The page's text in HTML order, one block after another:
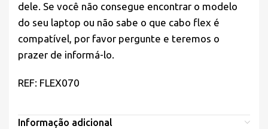
dele. Se você não consegue encontrar o modelo
do seu laptop ou não sabe o que cabo flex é
compatível, por favor pergunte e teremos o
prazer de informá-lo.
REF: FLEX070
Informação adicional